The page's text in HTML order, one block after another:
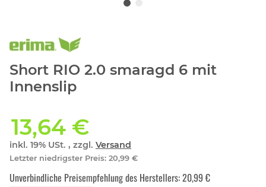
Short RIO 2.0 smaragd 6 mit
Innenslip
13,64 €
inkl. 19% USt. , zzgl. Versand
Letzter niedrigster Preis: 20,99 €
Unverbindliche Preisempfehlung des Herstellers:20,99 €